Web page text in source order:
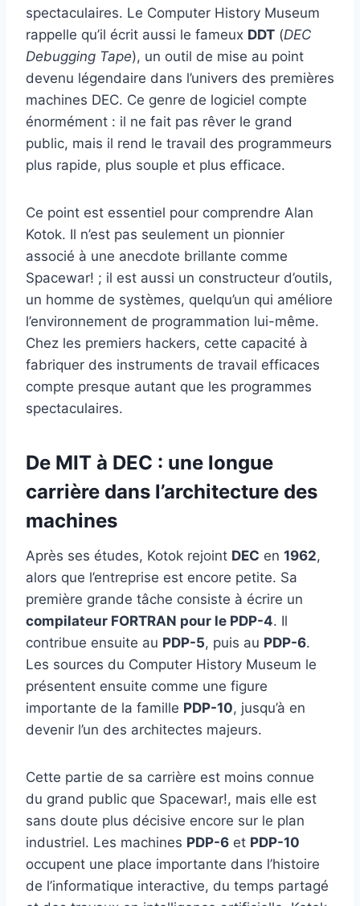
spectaculaires. Le Computer History Museum
rappelle qu’il écrit aussi le fameux DDT (DEC
Debugging Tape), un outil de mise au point
devenu légendaire dans l’univers des premières
machines DEC. Ce genre de logiciel compte
énormément : il ne fait pas rêver le grand
public, mais il rend le travail des programmeurs
plus rapide, plus souple et plus efficace.
Ce point est essentiel pour comprendre Alan
Kotok. Il n’est pas seulement un pionnier
associé à une anecdote brillante comme
Spacewar! ; il est aussi un constructeur d’outils,
un homme de systèmes, quelqu’un qui améliore
l’environnement de programmation lui-même.
Chez les premiers hackers, cette capacité à
fabriquer des instruments de travail efficaces
compte presque autant que les programmes
spectaculaires.
De MIT à DEC : une longue
carrière dans l’architecture des
machines
Après ses études, Kotok rejoint DEC en 1962,
alors que l’entreprise est encore petite. Sa
première grande tâche consiste à écrire un
compilateur FORTRAN pour le PDP-4. Il
contribue ensuite au PDP-5, puis au PDP-6.
Les sources du Computer History Museum le
présentent ensuite comme une figure
importante de la famille PDP-10, jusqu’à en
devenir l’un des architectes majeurs.
Cette partie de sa carrière est moins connue
du grand public que Spacewar!, mais elle est
sans doute plus décisive encore sur le plan
industriel. Les machines PDP-6 et PDP-10
occupent une place importante dans l’histoire
de l’informatique interactive, du temps partagé